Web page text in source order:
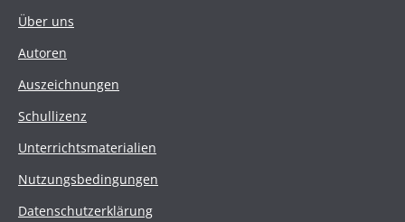
Über uns
Autoren
Auszeichnungen
Schullizenz
Unterrichtsmaterialien
Nutzungsbedingungen
Datenschutzerklärung